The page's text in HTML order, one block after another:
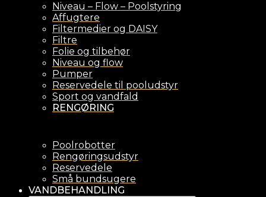
Niveau – Flow – Poolstyring
Affugtere
Filtermedier og DAISY
Filtre
Folie og tilbehør
Niveau og flow
Pumper
Reservedele til pooludstyr
Sport og vandfald
RENGØRING
Poolrobotter
Rengøringsudstyr
Reservedele
Små bundsugere
VANDBEHANDLING